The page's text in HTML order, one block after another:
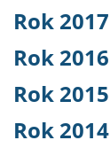
Rok 2017
Rok 2016
Rok 2015
Rok 2014